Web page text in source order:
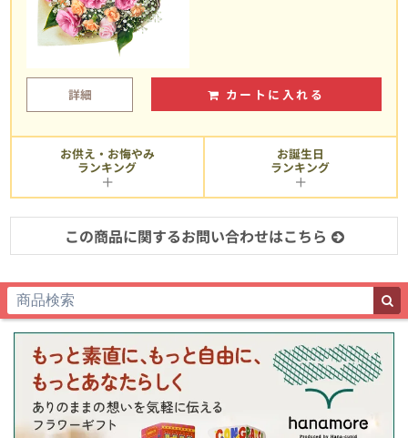
詳細 カートに入れる
お供え・お悔やみ
ランキング
お誕生日
ランキング
この商品に関するお問い合わせはこちら